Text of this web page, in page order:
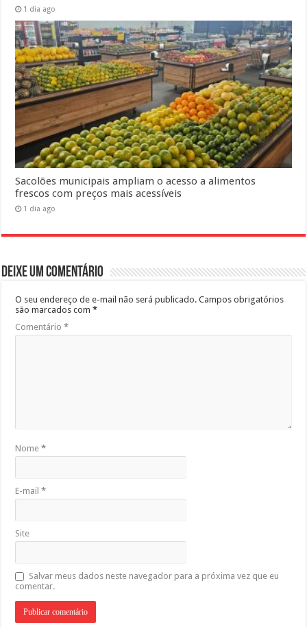
1 dia ago
Sacolões municipais ampliam o acesso a alimentos
frescos com preços mais acessíveis
1 dia ago
Deixe um comentário
O seu endereço de e-mail não será publicado. Campos obrigatórios
são marcados com*
Comentário*
Nome*
E-mail*
Site
Salvar meus dados neste navegador para a próxima vez que eu
comentar.